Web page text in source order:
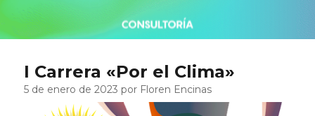
I Carrera «Por el Clima»
5 de enero de 2023 por Floren Encinas